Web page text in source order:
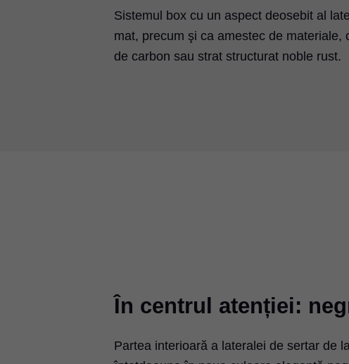
Sistemul box cu un aspect deosebit al
mat, precum şi ca amestec de
de carbon sau strat structurat noble rust.
În centrul atenției:
Partea interioară a lateralei de sertar de